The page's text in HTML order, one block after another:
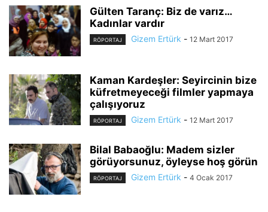
Gülten Taranç: Biz de varız…
Kadınlar vardır
RÖPORTAJ Gizem Ertürk - 12 Mart 2017
Kaman Kardeşler: Seyircinin bize
küfretmeyeceği filmler yapmaya
çalışıyoruz
RÖPORTAJ Gizem Ertürk - 12 Mart 2017
Bilal Babaoğlu: Madem sizler
görüyorsunuz, öyleyse hoş görün
RÖPORTAJ Gizem Ertürk - 4 Ocak 2017